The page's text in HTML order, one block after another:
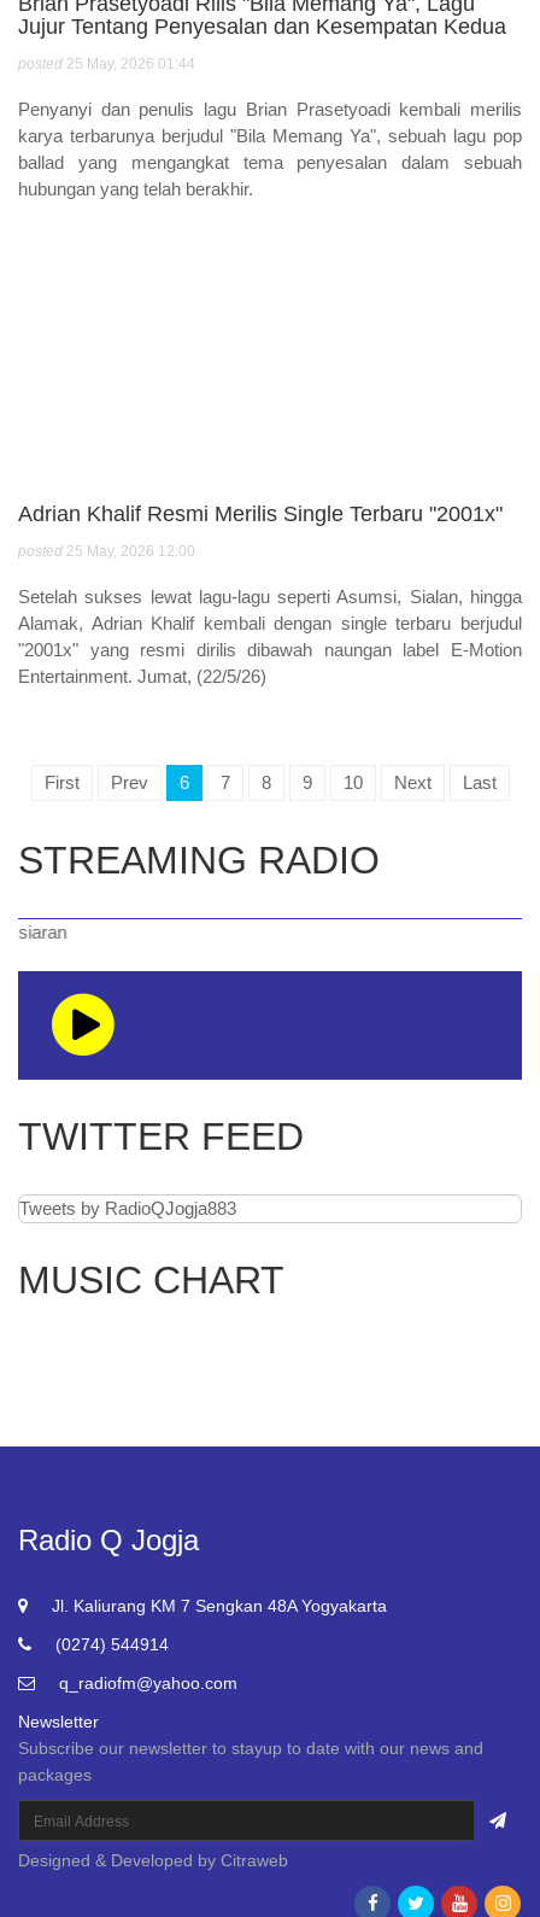
Jujur Tentang Penyesalan dan Kesempatan Kedua
posted 25 May, 2026 01:44
Penyanyi dan penulis lagu Brian Prasetyoadi kembali merilis
karya terbarunya berjudul "Bila Memang Ya", sebuah lagu pop
ballad yang mengangkat tema penyesalan dalam sebuah
hubungan yang telah berakhir.
Adrian Khalif Resmi Merilis Single Terbaru "2001x"
posted 25 May, 2026 12:00
Setelah sukses lewat lagu-lagu seperti Asumsi, Sialan, hingga
Alamak, Adrian Khalif kembali dengan single terbaru berjudul
"2001x" yang resmi dirilis dibawah naungan label E-Motion
Entertainment. Jumat, (22/5/26)
First Prev 6 7 8 9 10 Next Last
STREAMING RADIO
TWITTER FEED
Tweets by RadioQJogja883
MUSIC CHART
Radio Q Jogja
Jl. Kaliurang KM 7 Sengkan 48A Yogyakarta
(0274) 544914
q_radiofm@yahoo.com
Newsletter
Subscribe our newsletter to stayup to date with our news and
packages
Designed & Developed by Citraweb